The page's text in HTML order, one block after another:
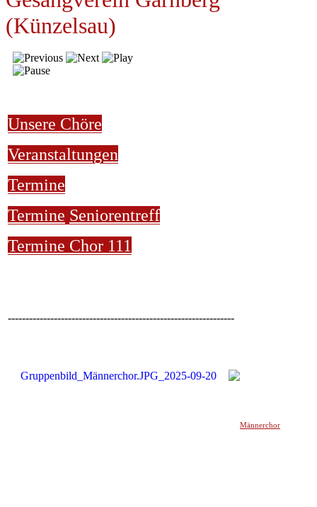
(Künzelsau)
Unsere Chöre
Veranstaltungen
Termine
Termine Seniorentreff
Termine Chor 111
----------------------------------------------------------------
Männerchor